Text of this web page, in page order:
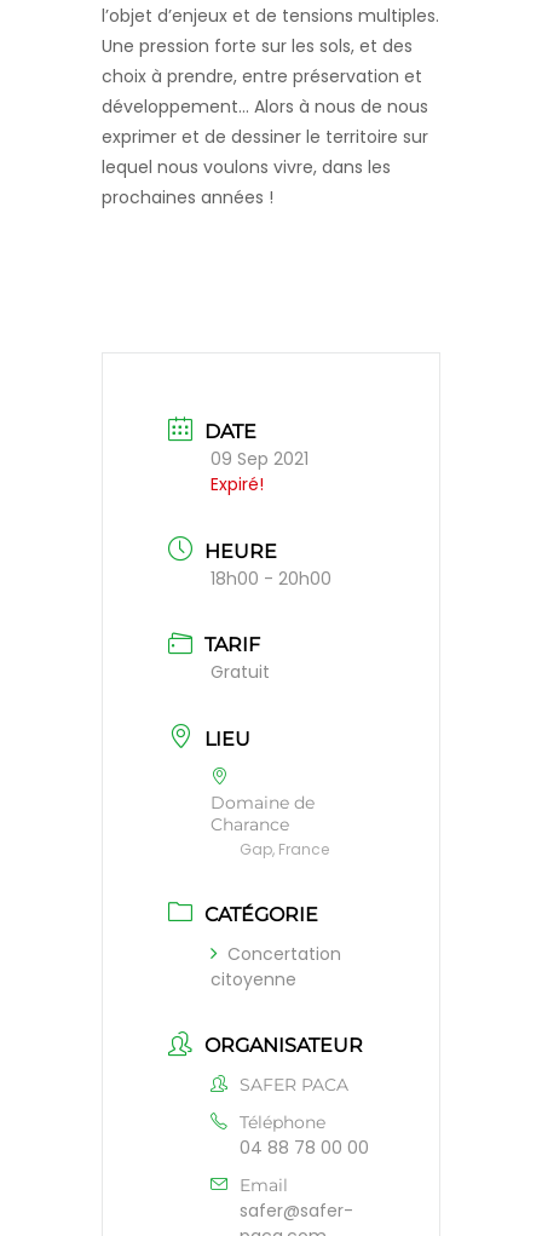
l’objet d’enjeux et de tensions multiples.
Une pression forte sur les sols, et des
choix à prendre, entre préservation et
développement… Alors à nous de nous
exprimer et de dessiner le territoire sur
lequel nous voulons vivre, dans les
prochaines années !
DATE
09 Sep 2021
Expiré!
HEURE
18h00 - 20h00
TARIF
Gratuit
LIEU
Domaine de
Charance
Gap, France
CATÉGORIE
Concertation
citoyenne
ORGANISATEUR
SAFER PACA
Téléphone
04 88 78 00 00
Email
safer@safer-